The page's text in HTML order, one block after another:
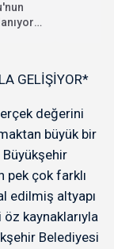
GELİŞİYOR*
değerini
büyük bir
pek çok farklı
edilmiş altyapı
öz kaynaklarıyla
Belediyesi